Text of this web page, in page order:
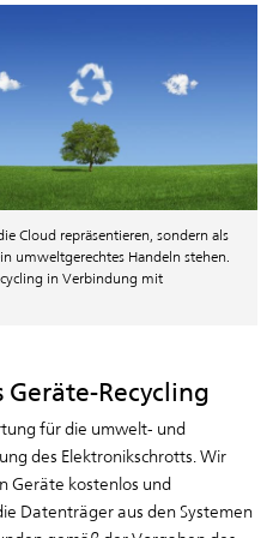
Cloud repräsentieren, sondern als
umweltgerechtes Handeln stehen.
in Verbindung mit
Recycling
für die umwelt- und
des Elektronikschrotts. Wir
Geräte kostenlos und
Datenträger aus den Systemen